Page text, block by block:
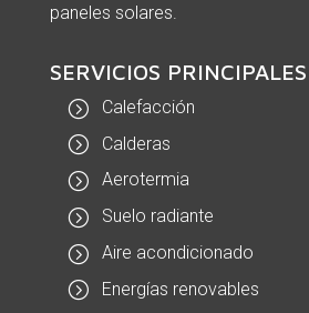
paneles solares.
SERVICIOS PRINCIPALES
Calefacción
Calderas
Aerotermia
Suelo radiante
Aire acondicionado
Energías renovables